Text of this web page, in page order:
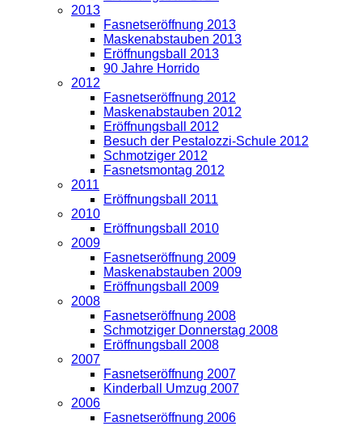
2013
Fasnetseröffnung 2013
Maskenabstauben 2013
Eröffnungsball 2013
90 Jahre Horrido
2012
Fasnetseröffnung 2012
Maskenabstauben 2012
Eröffnungsball 2012
Besuch der Pestalozzi-Schule 2012
Schmotziger 2012
Fasnetsmontag 2012
2011
Eröffnungsball 2011
2010
Eröffnungsball 2010
2009
Fasnetseröffnung 2009
Maskenabstauben 2009
Eröffnungsball 2009
2008
Fasnetseröffnung 2008
Schmotziger Donnerstag 2008
Eröffnungsball 2008
2007
Fasnetseröffnung 2007
Kinderball Umzug 2007
2006
Fasnetseröffnung 2006